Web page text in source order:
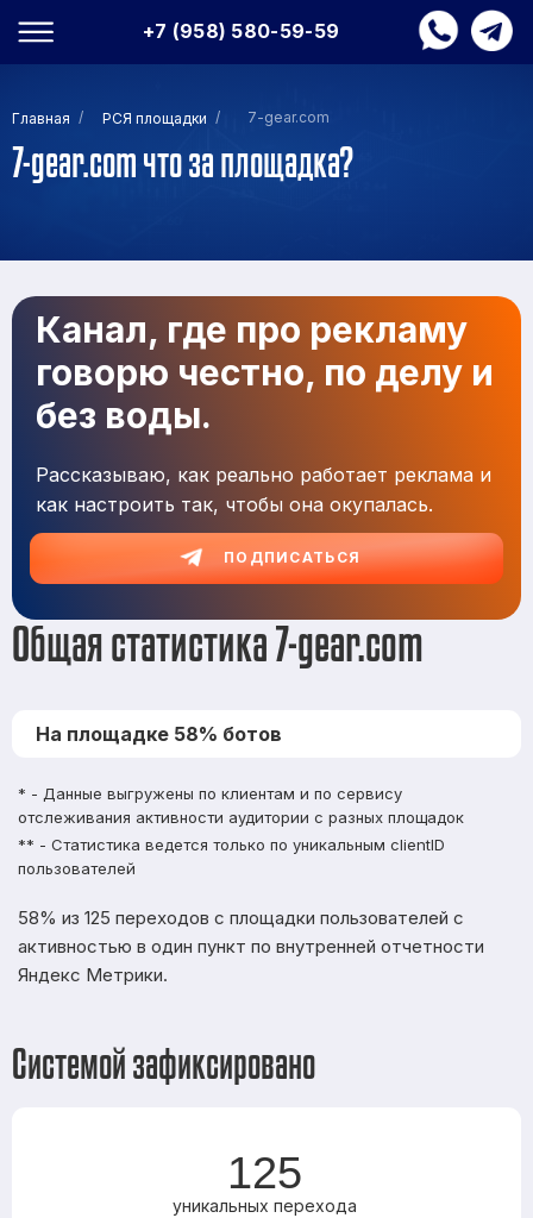
+7 (958) 580-59-59
Главная / РСЯ площадки / 7-gear.com
7-gear.com что за площадка?
Канал, где про рекламу
говорю честно, по делу и
без воды.
Рассказываю, как реально работает реклама и
как настроить так, чтобы она окупалась.
ПОДПИСАТЬСЯ
Общая статистика 7-gear.com
На площадке 58% ботов
* - Данные выгружены по клиентам и по сервису
отслеживания активности аудитории с разных площадок
** - Статистика ведется только по уникальным clientID
пользователей
58% из 125 переходов с площадки пользователей с
активностью в один пункт по внутренней отчетности
Яндекс Метрики.
Системой зафиксировано
125
уникальных перехода